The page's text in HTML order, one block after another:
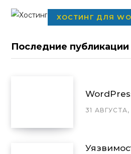
ХОСТИНГ ДЛЯ
Последние публикации
31